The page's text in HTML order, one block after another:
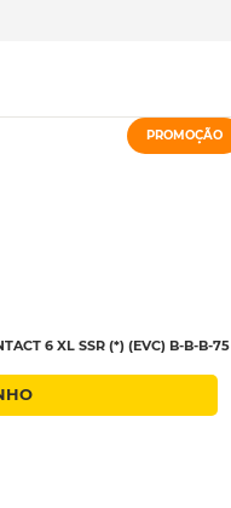
PROMOÇÃO
6 XL SSR (*) (EVC) B-B-B-75